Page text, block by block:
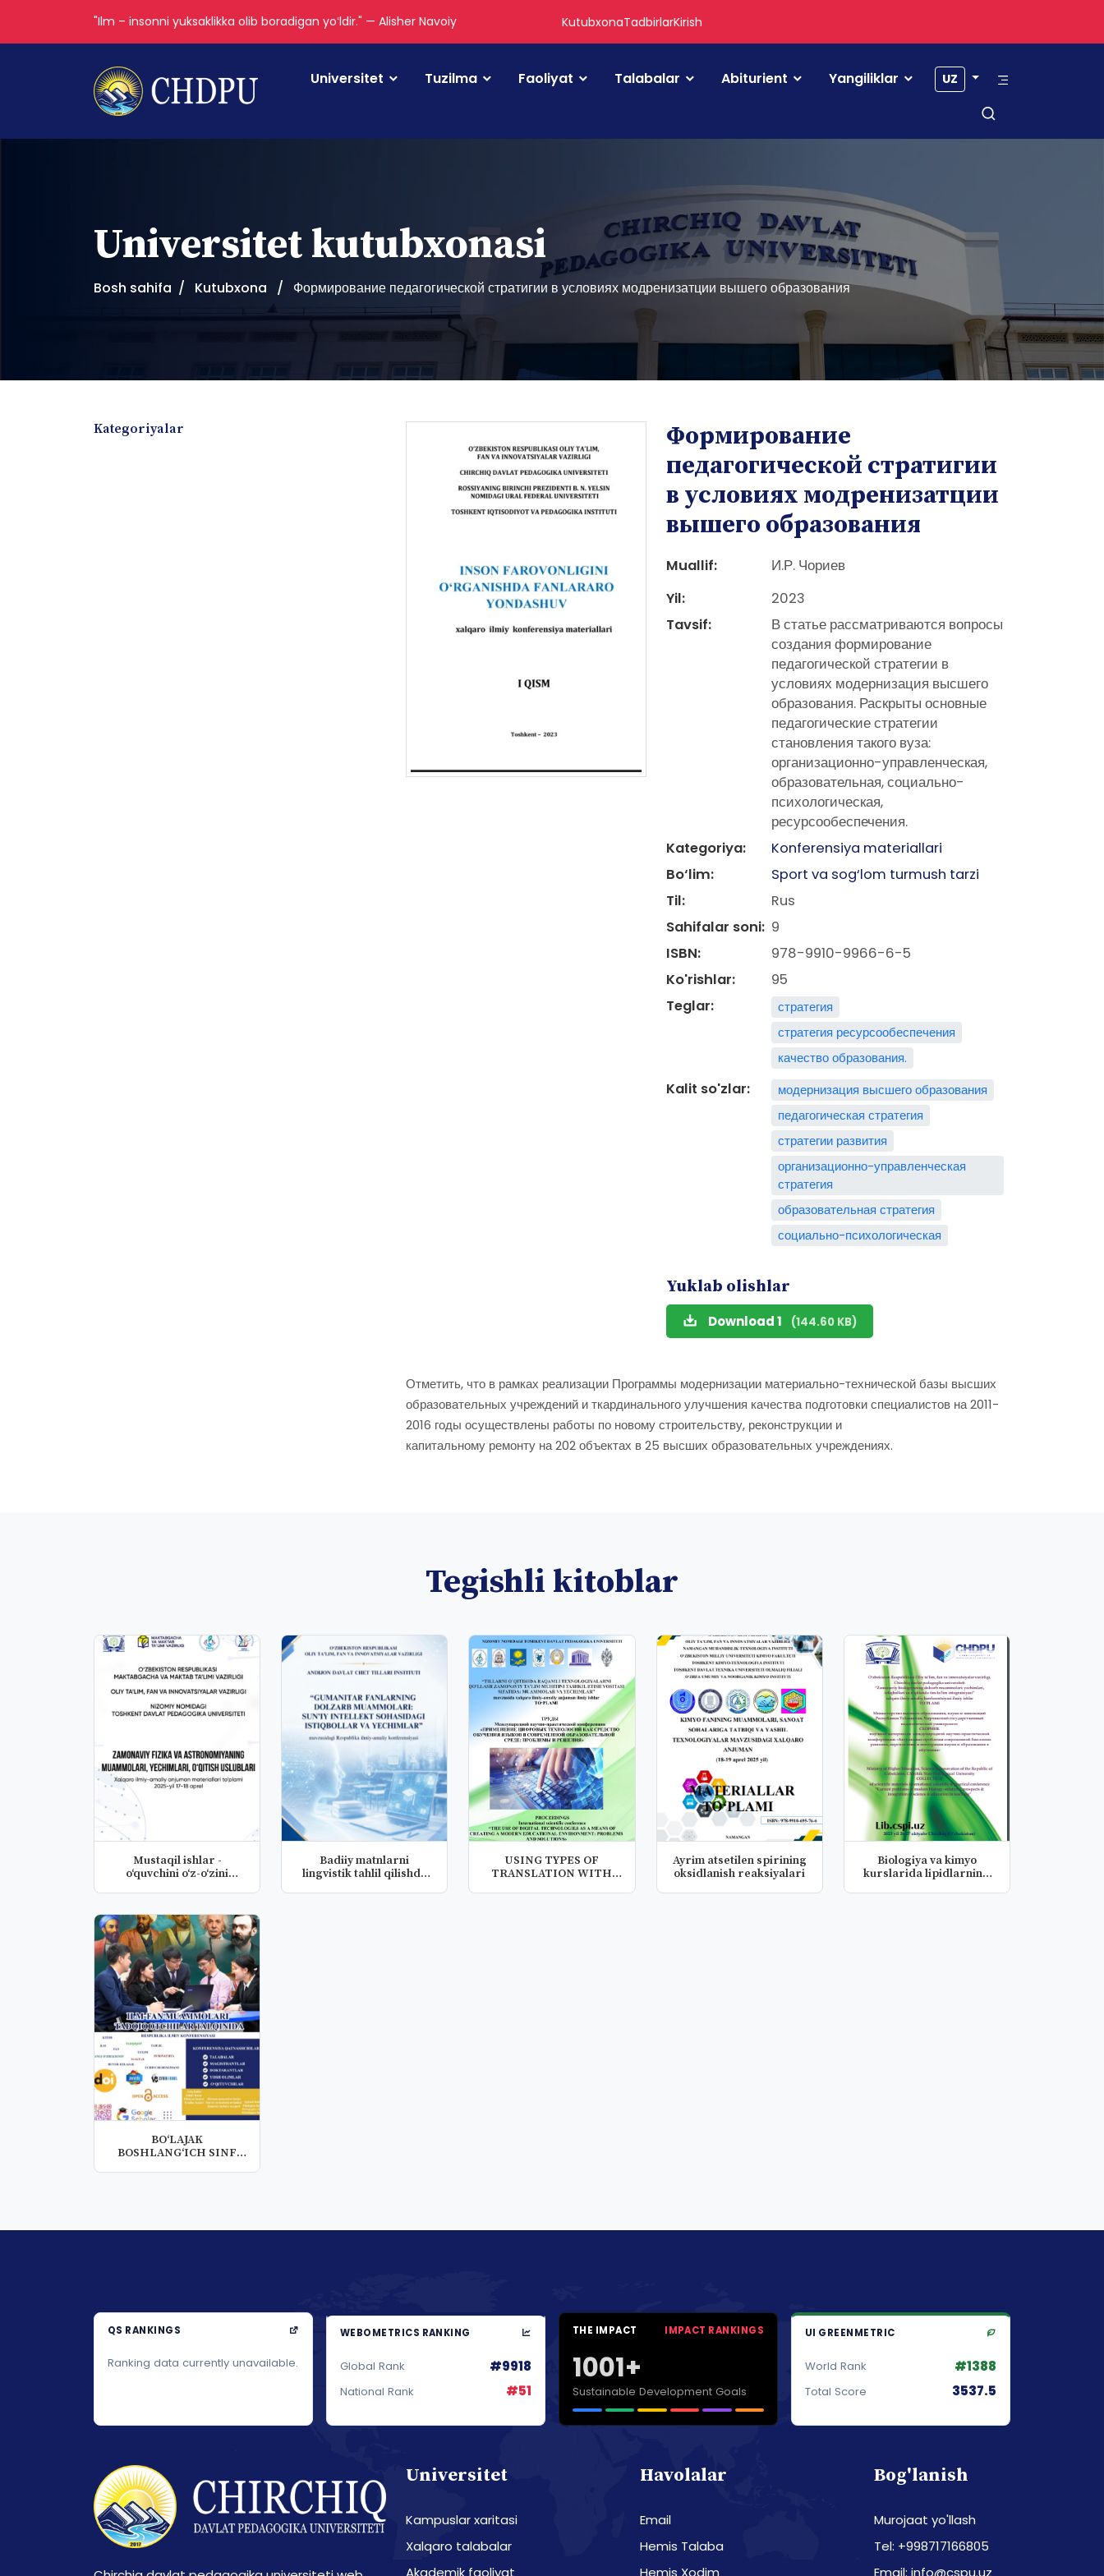
"Ilm – insonni yuksaklikka olib boradigan yoʻldir." — Alisher Navoiy KutubxonaTadbirlarKirish
Universitet Tuzilma Faoliyat Talabalar Abiturient Yangiliklar UZ
Universitet kutubxonasi
Bosh sahifa Kutubxona Формирование педагогической стратигии в условиях модренизатции вышего образования
Kategoriyalar
Формирование
педагогической стратигии
в условиях модренизатции
вышего образования
Muallif:
И.Р. Чориев
Yil:
2023
Tavsif:
В статье рассматриваются вопросы
создания формирование
педагогической стратегии в
условиях модернизация высшего
образования. Раскрыты основные
педагогические стратегии
становления такого вуза:
организационно-управленческая,
образовательная, социально-
психологическая,
ресурсообеспечения.
Kategoriya:
Konferensiya materiallari
Bo‘lim:
Sport va sog‘lom turmush tarzi
Til:
Rus
Sahifalar soni: 9
ISBN:
978-9910-9966-6-5
Ko'rishlar:
95
Teglar:
стратегия
стратегия ресурсообеспечения
качество образования.
Kalit so'zlar:
модернизация высшего образования
педагогическая стратегия
стратегии развития
организационно-управленческая
стратегия
образовательная стратегия
социально-психологическая
Yuklab olishlar
Download 1 (144.60 KB)
Отметить, что в рамках реализации Программы модернизации материально-технической базы высших
образовательных учреждений и ткардинального улучшения качества подготовки специалистов на 2011-
2016 годы осуществлены работы по новому строительству, реконструкции и
капитальному ремонту на 202 объектах в 25 высших образовательных учреждениях.
Tegishli kitoblar
Mustaqil ishlar -
o‘quvchini o‘z-o‘zini
Badiiy matnlarni
lingvistik tahlil qilishda
USING TYPES OF
TRANSLATION WITH
Ayrim atsetilen spirining
oksidlanish reaksiyalari
Biologiya va kimyo
kurslarida lipidlarning
BO‘LAJAK
BOSHLANG‘ICH SINF
QS RANKINGS
Ranking data currently unavailable.
WEBOMETRICS RANKING
Global Rank #9918
National Rank #51
THE IMPACT IMPACT RANKINGS
1001+
Sustainable Development Goals
UI GREENMETRIC
World Rank #1388
Total Score 3537.5
Universitet
Kampuslar xaritasi
Xalqaro talabalar
Akademik faoliyat
Havolalar
Email
Hemis Talaba
Hemis Xodim
Bog'lanish
Murojaat yo'llash
Tel: +998717166805
Email: info@cspu.uz